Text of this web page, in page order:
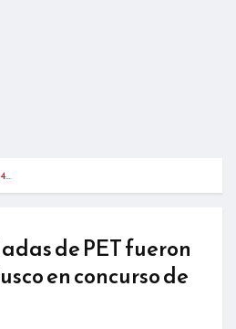
de PET fueron
en concurso de